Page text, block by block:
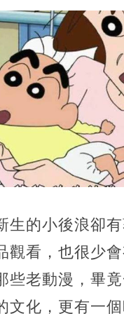
生的小後浪卻
觀看，也很少
些老動漫，畢
文化，更有一